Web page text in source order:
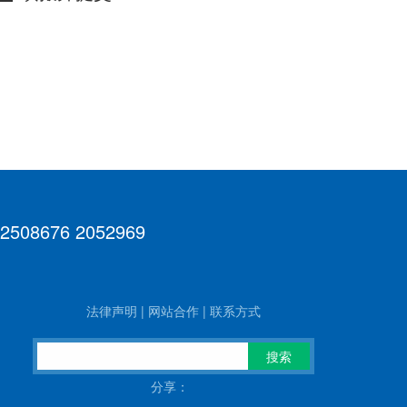
2052969
法律声明 | 网站合作 | 联系方式
搜索
分享：